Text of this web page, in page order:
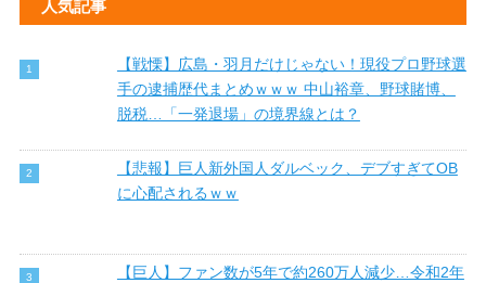
人気記事
【戦慄】広島・羽月だけじゃない！現役プロ野球選
手の逮捕歴代まとめｗｗｗ 中山裕章、野球賭博、
脱税…「一発退場」の境界線とは？
【悲報】巨人新外国人ダルベック、デブすぎてOB
に心配されるｗｗ
【巨人】ファン数が5年で約260万人減少…令和2年